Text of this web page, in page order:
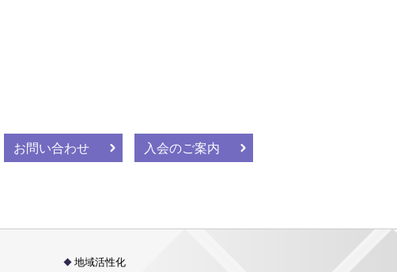
お問い合わせ 入会のご案内
地域活性化